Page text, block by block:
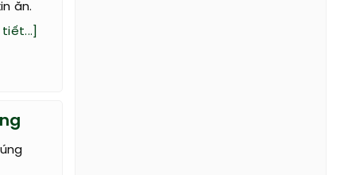
ăn.
tiết...]